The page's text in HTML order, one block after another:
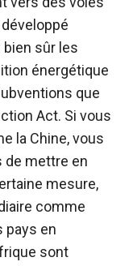
sûr les
énergétique
que
Act. Si vous
la Chine, vous
de mettre en
mesure,
comme
pays en
sont